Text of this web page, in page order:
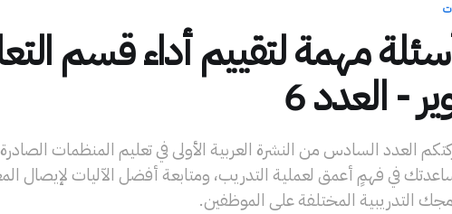
مهمة لتقييم أداء قسم
- العدد 6
العدد السادس من النشرة العربية الأولى في تعليم المنظمات
في فهمٍ أعمق لعملية التدريب، ومتابعة أفضل الآليات لإيصال
التدريبية المختلفة على الموظفين.